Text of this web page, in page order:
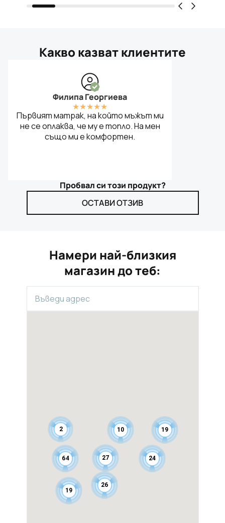
Какво казват клиентите
Филипа Георгиева
★★★★★
Първият матрак, на който мъжът ми
не се оплаква, че му е топло. На мен
също ми е комфортен.
Пробвал си този продукт?
ОСТАВИ ОТЗИВ
Намери най-близкия
магазин до теб:
24
27
64
19
10
19
2
26